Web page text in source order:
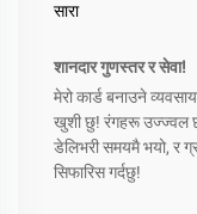
सारा
शानदार गुणस्तर र सेवा!
मेरो कार्ड बनाउने
खुशी छु! रंगहरू उज्ज्वल
डेलिभरी समयमै भयो, र
सिफारिस गर्दछु!